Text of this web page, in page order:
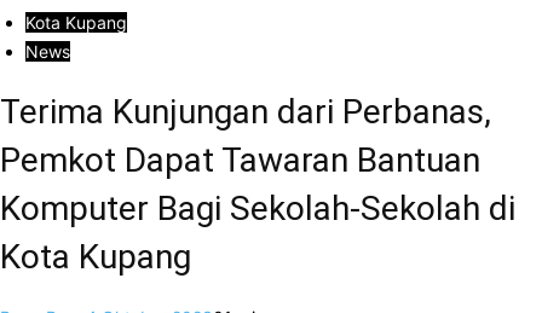
Kota Kupang
News
Terima Kunjungan dari Perbanas,
Pemkot Dapat Tawaran Bantuan
Komputer Bagi Sekolah-Sekolah di
Kota Kupang